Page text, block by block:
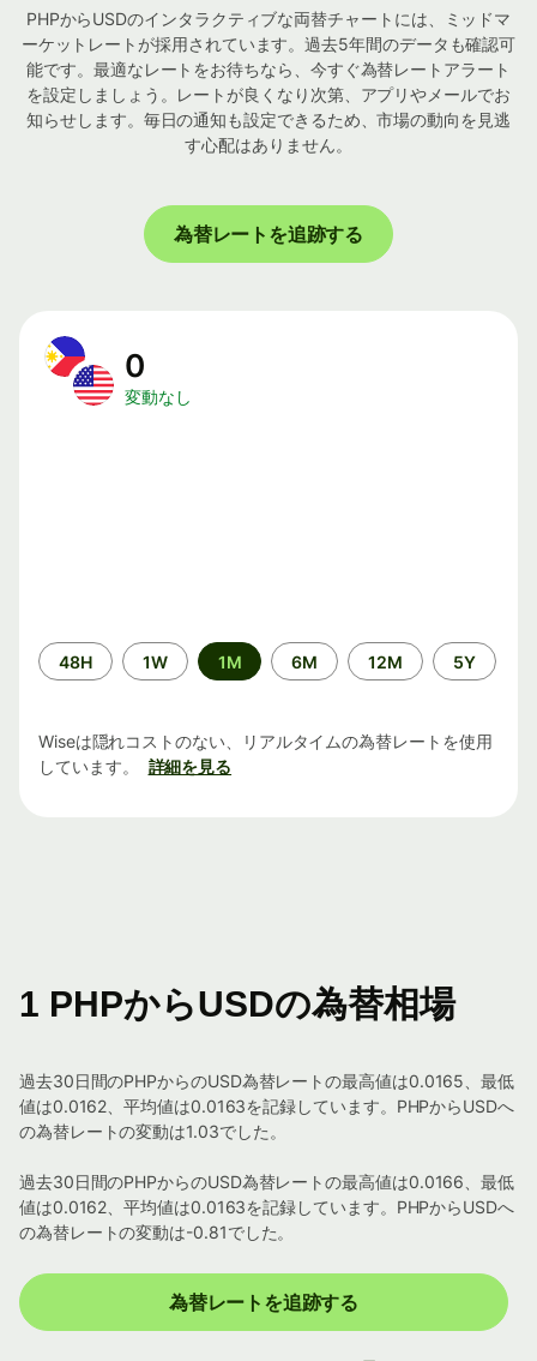
PHPからUSDのインタラクティブな両替チャートには、ミッドマ
ーケットレートが採用されています。過去5年間のデータも確認可
能です。最適なレートをお待ちなら、今すぐ為替レートアラート
を設定しましょう。レートが良くなり次第、アプリやメールでお
知らせします。毎日の通知も設定できるため、市場の動向を見逃
す心配はありません。
為替レートを追跡する
0
変動なし
期
間
48H 1W 1M 6M 12M 5Y
Wiseは隠れコストのない、リアルタイムの為替レートを使用
しています。
詳細を見る
1 PHPからUSDの為替相場
過去30日間のPHPからのUSD為替レートの最高値は0.0165、最低
値は0.0162、平均値は0.0163を記録しています。PHPからUSDへ
の為替レートの変動は1.03でした。
過去30日間のPHPからのUSD為替レートの最高値は0.0166、最低
値は0.0162、平均値は0.0163を記録しています。PHPからUSDへ
の為替レートの変動は-0.81でした。
為替レートを追跡する